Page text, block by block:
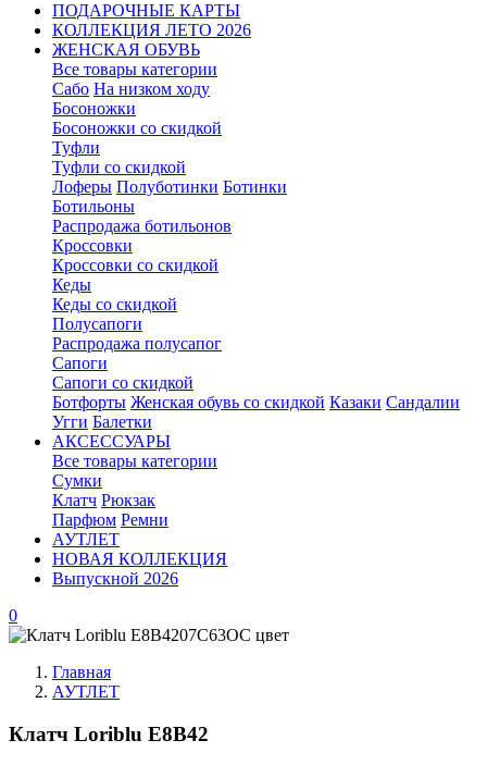
ПОДАРОЧНЫЕ КАРТЫ
КОЛЛЕКЦИЯ ЛЕТО 2026
ЖЕНСКАЯ ОБУВЬ
Все товары категории
Сабо На низком ходу
Босоножки
Босоножки со скидкой
Туфли
Туфли со скидкой
Лоферы Полуботинки Ботинки
Ботильоны
Распродажа ботильонов
Кроссовки
Кроссовки со скидкой
Кеды
Кеды со скидкой
Полусапоги
Распродажа полусапог
Сапоги
Сапоги со скидкой
Ботфорты Женская обувь со скидкой Казаки Сандалии
Угги Балетки
АКСЕССУАРЫ
Все товары категории
Сумки
Клатч Рюкзак
Парфюм Ремни
АУТЛЕТ
НОВАЯ КОЛЛЕКЦИЯ
Выпускной 2026
0
Главная
АУТЛЕТ
Клатч Loriblu E8B42